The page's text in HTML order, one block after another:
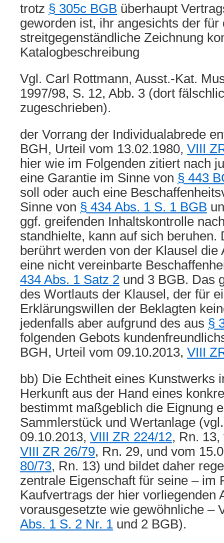
trotz § 305c BGB überhaupt
geworden ist, ihr angesichts der für
streitgegenständliche Zeichnung
Katalogbeschreibung
Vgl. Carl Rottmann, Ausst.-Kat.
1997/98, S. 12, Abb. 3 (dort
zugeschrieben).
der Vorrang der Individualabrede
BGH, Urteil vom 13.02.1980, VIII
hier wie im Folgenden zitiert nach
eine Garantie im Sinne von § 443
soll oder auch eine
Sinne von § 434 Abs. 1 S. 1 BGB
ggf. greifenden Inhaltskontrolle
standhielte, kann auf sich beruhen.
berührt werden von der Klausel die
eine nicht vereinbarte
434 Abs. 1 Satz 2 und 3 BGB. Das
des Wortlauts der Klausel, der für
Erklärungswillen der Beklagten
jedenfalls aber aufgrund des aus §
folgenden Gebots
BGH, Urteil vom 09.10.2013, VIII
bb) Die Echtheit eines Kunstwerks
Herkunft aus der Hand eines
bestimmt maßgeblich die Eignung
Sammlerstück und Wertanlage
09.10.2013, VIII ZR 224/12, Rn.
VIII ZR 26/79, Rn. 29, und vom
80/73, Rn. 13) und bildet daher
zentrale Eigenschaft für seine – im
Kaufvertrags der hier vorliegenden
vorausgesetzte wie gewöhnliche –
Abs. 1 S. 2 Nr. 1 und 2 BGB).